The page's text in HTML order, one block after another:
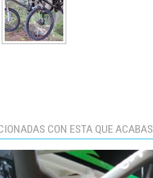
CON ESTA QUE ACABAS